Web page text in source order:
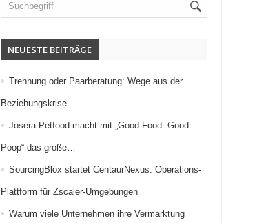
NEUESTE BEITRÄGE
Trennung oder Paarberatung: Wege aus der
Beziehungskrise
Josera Petfood macht mit „Good Food. Good
Poop“ das große…
SourcingBlox startet CentaurNexus: Operations-
Plattform für Zscaler-Umgebungen
Warum viele Unternehmen ihre Vermarktung